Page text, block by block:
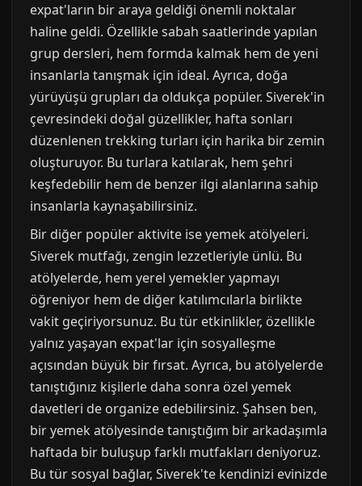
expat'ların bir araya geldiği önemli noktalar
haline geldi. Özellikle sabah saatlerinde yapılan
grup dersleri, hem formda kalmak hem de yeni
insanlarla tanışmak için ideal. Ayrıca, doğa
yürüyüşü grupları da oldukça popüler. Siverek'in
çevresindeki doğal güzellikler, hafta sonları
düzenlenen trekking turları için harika bir zemin
oluşturuyor. Bu turlara katılarak, hem şehri
keşfedebilir hem de benzer ilgi alanlarına sahip
insanlarla kaynaşabilirsiniz.
Bir diğer popüler aktivite ise yemek atölyeleri.
Siverek mutfağı, zengin lezzetleriyle ünlü. Bu
atölyelerde, hem yerel yemekler yapmayı
öğreniyor hem de diğer katılımcılarla birlikte
vakit geçiriyorsunuz. Bu tür etkinlikler, özellikle
yalnız yaşayan expat'lar için sosyalleşme
açısından büyük bir fırsat. Ayrıca, bu atölyelerde
tanıştığınız kişilerle daha sonra özel yemek
davetleri de organize edebilirsiniz. Şahsen ben,
bir yemek atölyesinde tanıştığım bir arkadaşımla
haftada bir buluşup farklı mutfakları deniyoruz.
Bu tür sosyal bağlar, Siverek'te kendinizi evinizde